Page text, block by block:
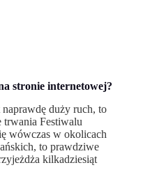
stronie internetowej?
duży ruch, to
trwania Festiwalu
wówczas w okolicach
to prawdziwe
kilkadziesiąt